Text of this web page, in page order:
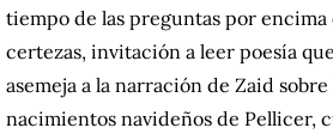
tiempo de las preguntas por encima
certezas, invitación a leer poesía
asemeja a la narración de Zaid sobre
nacimientos navideños de Pellicer,